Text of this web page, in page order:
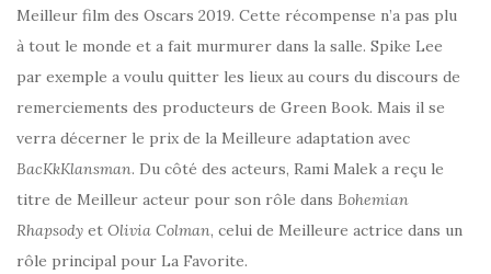
Meilleur film des Oscars 2019. Cette récompense n’a pas plu
à tout le monde et a fait murmurer dans la salle. Spike Lee
par exemple a voulu quitter les lieux au cours du discours de
remerciements des producteurs de Green Book. Mais il se
verra décerner le prix de la Meilleure adaptation avec
BacKkKlansman. Du côté des acteurs, Rami Malek a reçu le
titre de Meilleur acteur pour son rôle dans Bohemian
Rhapsody et Olivia Colman, celui de Meilleure actrice dans un
rôle principal pour La Favorite.